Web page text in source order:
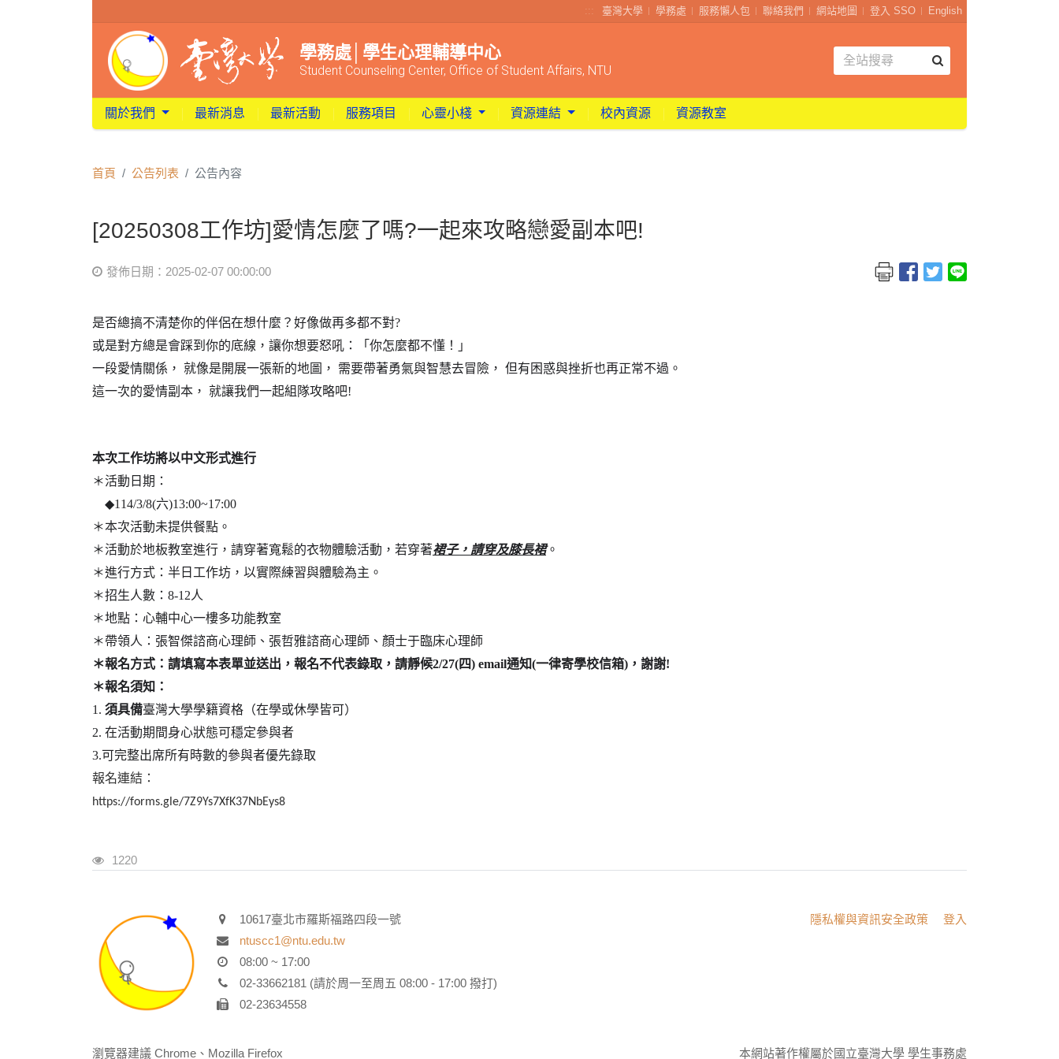
::: 臺灣大學 學務處 服務懶人包 聯絡我們 網站地圖 登入 SSO English
學務處│學生心理輔導中心
Student Counseling Center, Office of Student Affairs, NTU
關於我們 最新消息 最新活動 服務項目 心靈小棧 資源連結 校內資源 資源教室
首頁 公告列表 公告內容
[20250308工作坊]愛情怎麼了嗎?一起來攻略戀愛副本吧!
發佈日期：2025-02-07 00:00:00
是否總搞不清楚你的伴侶在想什麼？好像做再多都不對?
或是對方總是會踩到你的底線，讓你想要怒吼：「你怎麼都不懂！」
一段愛情關係， 就像是開展一張新的地圖， 需要帶著勇氣與智慧去冒險， 但有困惑與挫折也再正常不過。
這一次的愛情副本， 就讓我們一起組隊攻略吧!
本次工作坊將以中文形式進行
＊活動日期：
◆114/3/8(六)13:00~17:00
＊本次活動未提供餐點。
＊活動於地板教室進行，請穿著寬鬆的衣物體驗活動，若穿著裙子，請穿及膝長裙。
＊進行方式：半日工作坊，以實際練習與體驗為主。
＊招生人數： 8-12人
＊地點：心輔中心一樓多功能教室
＊帶領人：張智傑諮商心理師、張哲雅諮商心理師、顏士于臨床心理師
＊報名方式：請填寫本表單並送出，報名不代表錄取，請靜候2/27(四) email通知(一律寄學校信箱) ，謝謝!
＊報名須知：
1. 須具備臺灣大學學籍資格（在學或休學皆可）
2. 在活動期間身心狀態可穩定參與者
3.可完整出席所有時數的參與者優先錄取
報名連結：
https://forms.gle/7Z9Ys7XfK37NbEys8
瀏覽人次
1220
:::
隱私權與資訊安全政策 登入
10617臺北市羅斯福路四段一號
ntuscc1@ntu.edu.tw
08:00 ~ 17:00
02-33662181 (請於周一至周五 08:00 - 17:00 撥打)
02-23634558
瀏覽器建議 Chrome、Mozilla Firefox 本網站著作權屬於國立臺灣大學 學生事務處